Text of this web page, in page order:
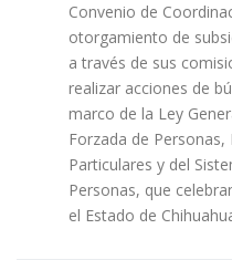
Convenio de
otorgamiento de
a través de sus
realizar acciones de
marco de la Ley
Forzada de
Particulares y del
Personas, que
el Estado de